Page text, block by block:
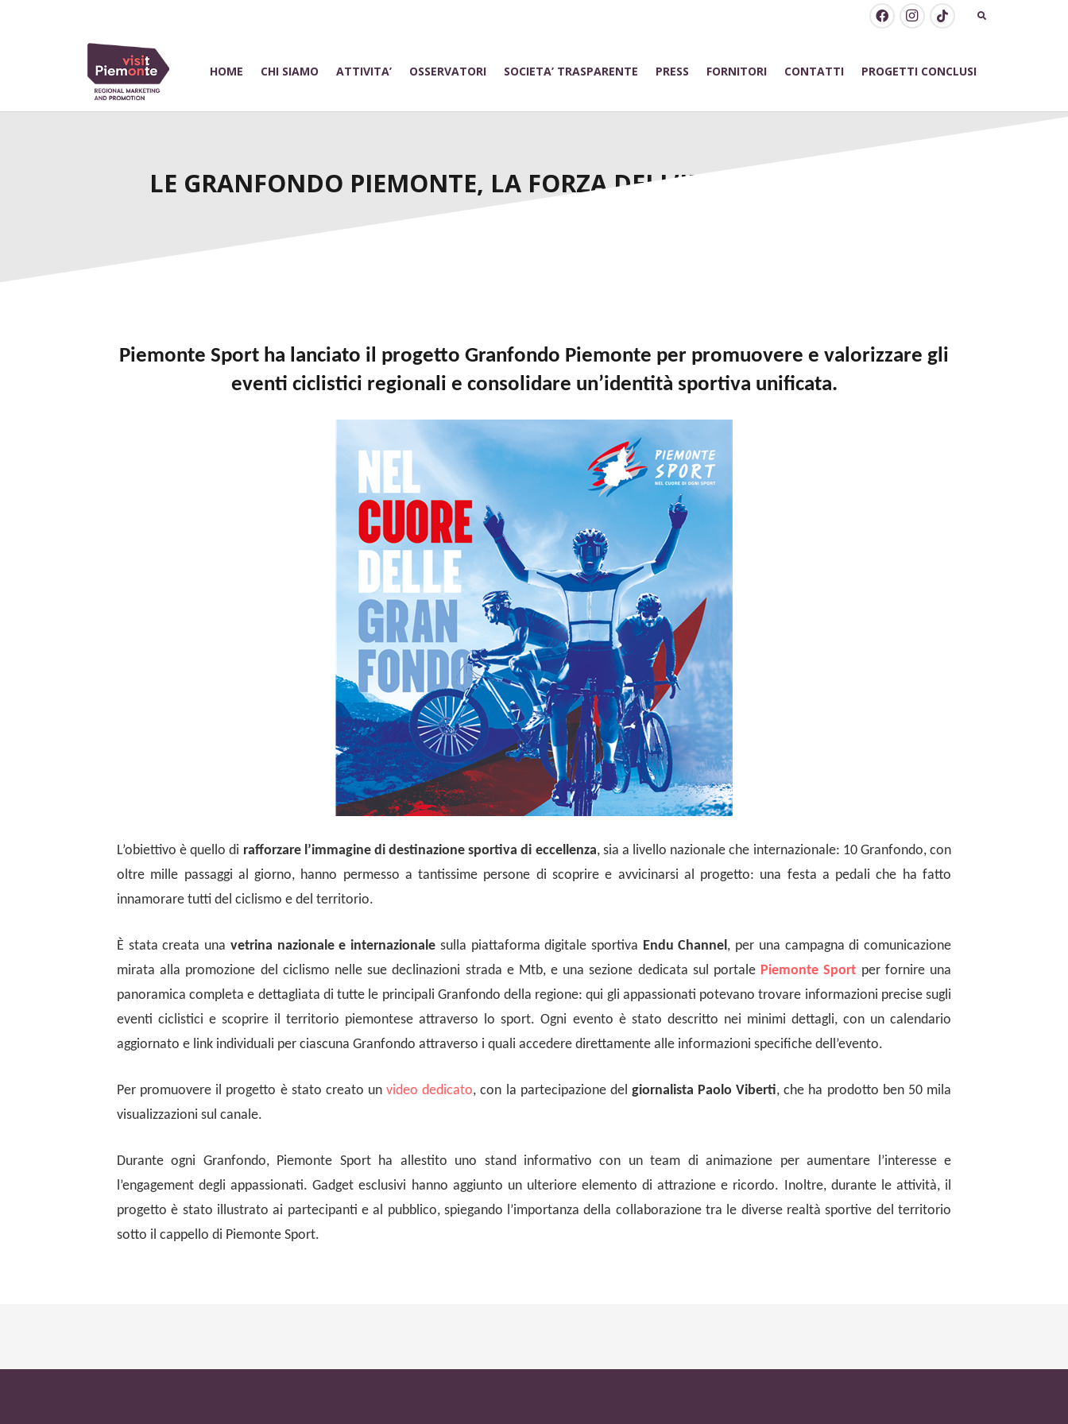
HOME CHI SIAMO ATTIVITA’ OSSERVATORI SOCIETA’ TRASPARENTE PRESS FORNITORI CONTATTI PROGETTI CONCLUSI
LE GRANFONDO PIEMONTE, LA FORZA DELL’IDENTITÀ SPORTIVA
Piemonte Sport ha lanciato il progetto Granfondo Piemonte per promuovere e valorizzare gli
eventi ciclistici regionali e consolidare un’identità sportiva unificata.
L’obiettivo è quello di rafforzare l’immagine di destinazione sportiva di eccellenza, sia a livello nazionale che internazionale: 10 Granfondo, con
oltre mille passaggi al giorno, hanno permesso a tantissime persone di scoprire e avvicinarsi al progetto: una festa a pedali che ha fatto
innamorare tutti del ciclismo e del territorio.
È stata creata una vetrina nazionale e internazionale sulla piattaforma digitale sportiva Endu Channel, per una campagna di comunicazione
mirata alla promozione del ciclismo nelle sue declinazioni strada e Mtb, e una sezione dedicata sul portale Piemonte Sport per fornire una
panoramica completa e dettagliata di tutte le principali Granfondo della regione: qui gli appassionati potevano trovare informazioni precise sugli
eventi ciclistici e scoprire il territorio piemontese attraverso lo sport. Ogni evento è stato descritto nei minimi dettagli, con un calendario
aggiornato e link individuali per ciascuna Granfondo attraverso i quali accedere direttamente alle informazioni specifiche dell’evento.
Per promuovere il progetto è stato creato unvideo dedicato, con la partecipazione del giornalista Paolo Viberti, che ha prodotto ben 50 mila
visualizzazioni sul canale.
Durante ogni Granfondo, Piemonte Sport ha allestito uno stand informativo con un team di animazione per aumentare l’interesse e
l’engagement degli appassionati. Gadget esclusivi hanno aggiunto un ulteriore elemento di attrazione e ricordo. Inoltre, durante le attività, il
progetto è stato illustrato ai partecipanti e al pubblico, spiegando l’importanza della collaborazione tra le diverse realtà sportive del territorio
sotto il cappello di Piemonte Sport.